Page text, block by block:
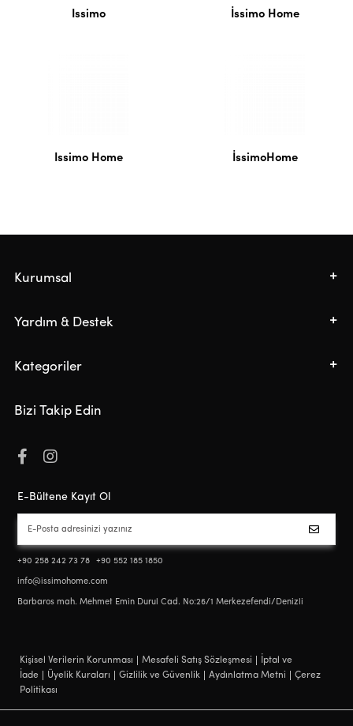
Issimo İssimo Home
Issimo Home İssimoHome
Kurumsal
Yardım & Destek
Kategoriler
Bizi Takip Edin
E-Bültene Kayıt Ol
+90 258 242 73 78 +90 552 185 1850
info@issimohome.com
Barbaros mah. Mehmet Emin Durul Cad. No:26/1 Merkezefendi/Denizli
Kişisel Verilerin Korunması Mesafeli Satış Sözleşmesi
İptal ve
İade
Üyelik Kuraları Gizlilik ve Güvenlik Aydınlatma Metni
Çerez
Politikası